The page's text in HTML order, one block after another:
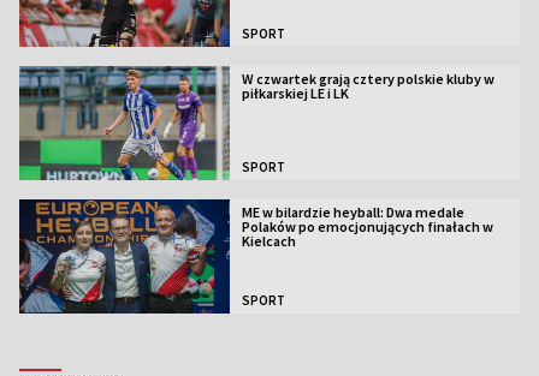
SPORT
W czwartek grają cztery polskie kluby w
piłkarskiej LE i LK
SPORT
ME w bilardzie heyball: Dwa medale
Polaków po emocjonujących finałach w
Kielcach
SPORT